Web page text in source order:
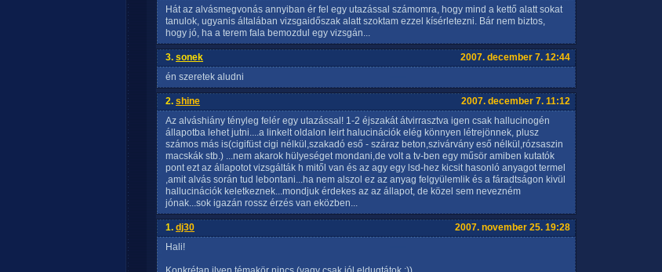
Hát az alvásmegvonás annyiban ér fel egy utazással számomra, hogy mind a kettő alatt sokat
tanulok, ugyanis általában vizsgaidőszak alatt szoktam ezzel kísérletezni. Bár nem biztos,
hogy jó, ha a terem fala bemozdul egy vizsgán...
3. sonek
2007. december 7. 12:44
én szeretek aludni
2. shine
2007. december 7. 11:12
Az alváshiány tényleg felér egy utazással! 1-2 éjszakát átvirrasztva igen csak hallucinogén
állapotba lehet jutni....a linkelt oldalon leirt halucinációk elég könnyen létrejönnek, plusz
számos más is(cigifüst cigi nélkül,szakadó eső - száraz beton,szivárvány eső nélkül,rózsaszin
macskák stb.) ...nem akarok hülyeséget mondani,de volt a tv-ben egy műsör amiben kutatók
pont ezt az állapotot vizsgálták h mitől van és az agy egy lsd-hez kicsit hasonló anyagot termel
,amit alvás során tud lebontani...ha nem alszol ez az anyag felgyülemlik és a fáradtságon kivül
hallucinációk keletkeznek...mondjuk érdekes az az állapot, de közel sem nevezném
jónak...sok igazán rossz érzés van eközben...
1. dj30
2007. november 25. 19:28
Hali!